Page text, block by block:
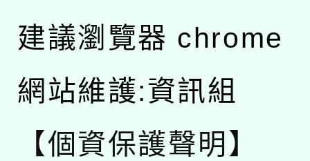
建議瀏覽器 chrome
網站維護:資訊組
【個資保護聲明】